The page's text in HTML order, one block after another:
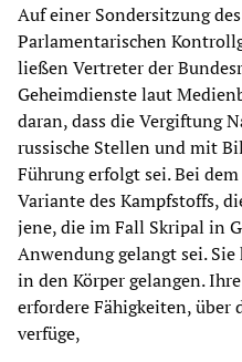
Auf einer Sondersitzung
Parlamentarischen
ließen Vertreter der
Geheimdienste laut
daran, dass die Vergiftung
russische Stellen und mit
Führung erfolgt sei. Bei
Variante des Kampfstoffs,
jene, die im Fall Skripal in
Anwendung gelangt sei.
in den Körper gelangen.
erfordere Fähigkeiten,
verfüge,